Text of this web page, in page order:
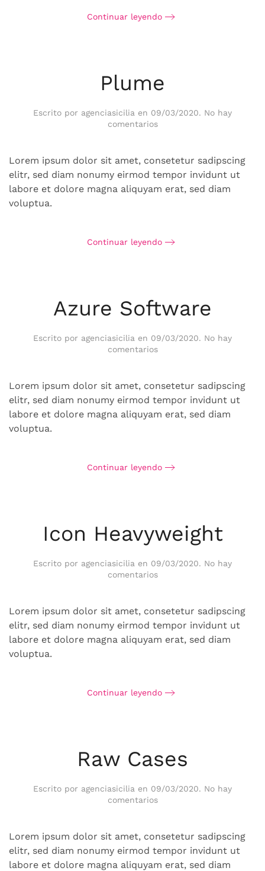
Continuar leyendo
Plume
Escrito por agenciasicilia en 09/03/2020. No hay
comentariosen
Lorem ipsum dolor sit amet, consetetur sadipscing
elitr, sed diam nonumy eirmod tempor invidunt ut
labore et dolore magna aliquyam erat, sed diam
voluptua.
Continuar leyendo
Azure Software
Escrito por agenciasicilia en 09/03/2020. No hay
comentariosen
Lorem ipsum dolor sit amet, consetetur sadipscing
elitr, sed diam nonumy eirmod tempor invidunt ut
labore et dolore magna aliquyam erat, sed diam
voluptua.
Continuar leyendo
Icon Heavyweight
Escrito por agenciasicilia en 09/03/2020. No hay
comentariosen
Lorem ipsum dolor sit amet, consetetur sadipscing
elitr, sed diam nonumy eirmod tempor invidunt ut
labore et dolore magna aliquyam erat, sed diam
voluptua.
Continuar leyendo
Raw Cases
Escrito por agenciasicilia en 09/03/2020. No hay
comentariosen
Lorem ipsum dolor sit amet, consetetur sadipscing
elitr, sed diam nonumy eirmod tempor invidunt ut
labore et dolore magna aliquyam erat, sed diam